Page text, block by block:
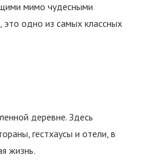
мимо чудесными
это одно из самых классных
деревне. Здесь
гестхаусы и отели, в
жизнь.